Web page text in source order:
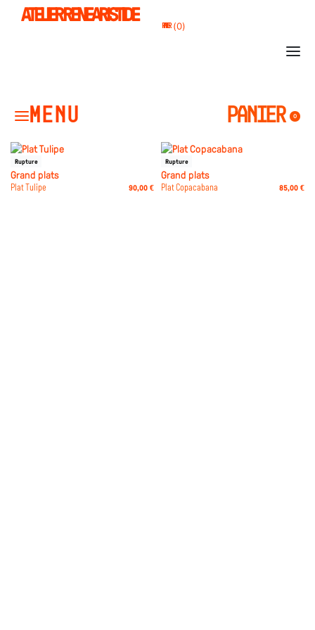
ATELIER RENE ARISTIDE PANIER 0
PANIER 0
Rupture
Grand plats
Plat Tulipe 90,00 €
Rupture
Grand plats
Plat Copacabana 85,00 €